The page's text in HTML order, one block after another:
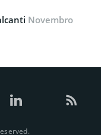
Novembro